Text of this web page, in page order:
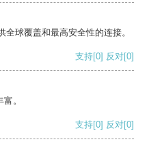
球覆盖和最高安全性的连接。
支持[0] 反对[0]
。
支持[0] 反对[0]